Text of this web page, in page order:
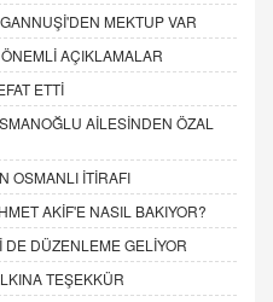
MEKTUP VAR
AÇIKLAMALAR
ETTİ
AİLESİNDEN ÖZAL
OSMANLI İTİRAFI
AKİF'E NASIL BAKIYOR?
DÜZENLEME GELİYOR
TEŞEKKÜR